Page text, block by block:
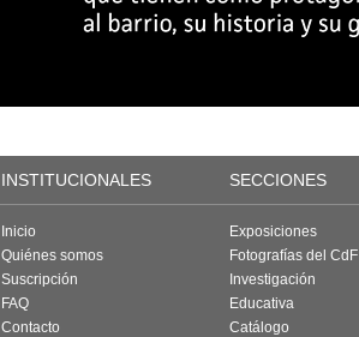
INSTITUCIONALES SECCIONES
Inicio
Quiénes somos
Suscripción
FAQ
Contacto
Exposiciones
Fotografías del CdF
Investigación
Educativa
Catálogo